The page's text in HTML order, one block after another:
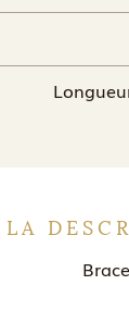
LA